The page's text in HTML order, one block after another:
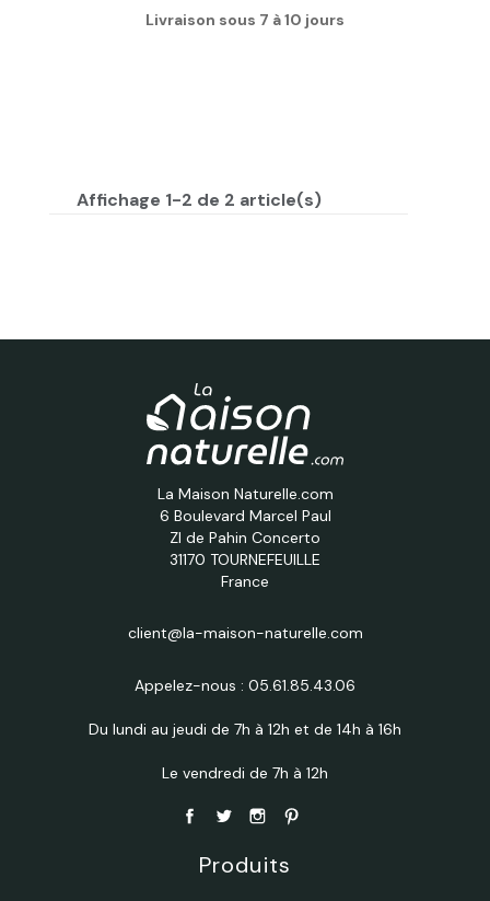
Livraison sous 7 à 10 jours
Affichage 1-2 de 2 article(s)
La Maison Naturelle.com
6 Boulevard Marcel Paul
ZI de Pahin Concerto
31170 TOURNEFEUILLE
France
client@la-maison-naturelle.com
Appelez-nous : 05.61.85.43.06
Du lundi au jeudi de 7h à 12h et de 14h à 16h
Le vendredi de 7h à 12h
Produits